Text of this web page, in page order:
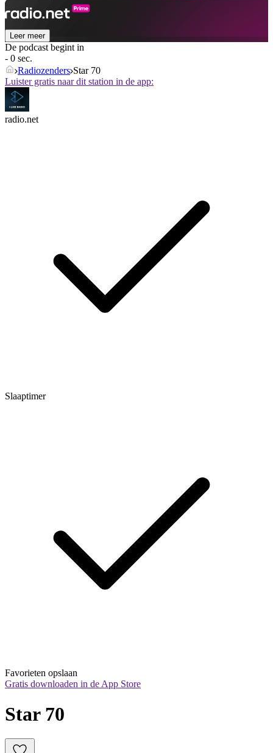
Leer meer
De podcast begint in
- 0 sec.
Radiozenders Star 70
Luister gratis naar dit station in de app:
radio.net
Slaaptimer
Favorieten opslaan
Gratis downloaden in de App Store
Star 70